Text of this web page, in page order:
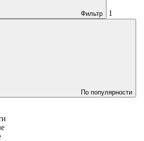
Фильтр 1
По популярности